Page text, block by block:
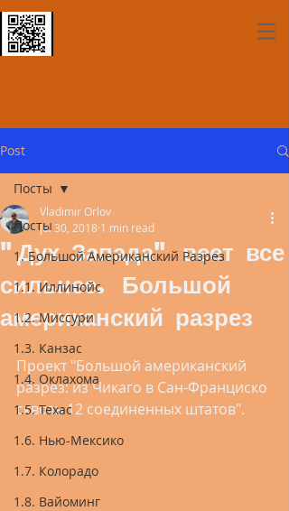
Post
Посты
1. Большой Американский Разрез
1.1. Иллинойс
1.2. Миссури
1.3. Канзас
1.4. Оклахома
1.5. Техас
1.6. Нью-Мексико
1.7. Колорадо
1.8. Вайоминг
Посты
"Дух Запада" веет все
сильнее. Большой
американский разрез
Vladimir Orlov
Jul 30, 2018 1 min read
Проект "Большой американский
разрез: из Чикаго в Сан-Франциско
сквозь 12 соединенных штатов".